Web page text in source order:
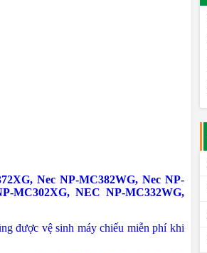
Nec NP-MC382WG, Nec NP-
MC302XG, NEC NP-MC332WG,
được vệ sinh máy chiếu miễn phí khi